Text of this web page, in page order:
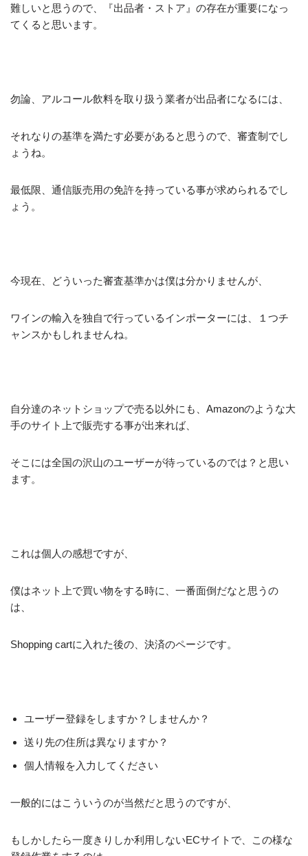
難しいと思うので、『出品者・ストア』の存在が重要になっ
てくると思います。
勿論、アルコール飲料を取り扱う業者が出品者になるには、
それなりの基準を満たす必要があると思うので、審査制でし
ょうね。
最低限、通信販売用の免許を持っている事が求められるでし
ょう。
今現在、どういった審査基準かは僕は分かりませんが、
ワインの輸入を独自で行っているインポーターには、１つチ
ャンスかもしれませんね。
自分達のネットショップで売る以外にも、Amazonのような大
手のサイト上で販売する事が出来れば、
そこには全国の沢山のユーザーが待っているのでは？と思い
ます。
これは個人の感想ですが、
僕はネット上で買い物をする時に、一番面倒だなと思うの
は、
Shopping cartに入れた後の、決済のページです。
ユーザー登録をしますか？しませんか？
送り先の住所は異なりますか？
個人情報を入力してください
一般的にはこういうのが当然だと思うのですが、
もしかしたら一度きりしか利用しないECサイトで、この様な